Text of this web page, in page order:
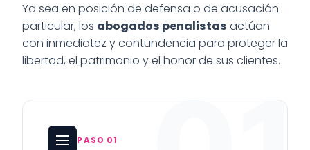
Ya sea en posición de defensa o de acusación
particular, los abogados penalistas actúan
con inmediatez y contundencia para proteger la
libertad, el patrimonio y el honor de sus clientes.
PASO 01